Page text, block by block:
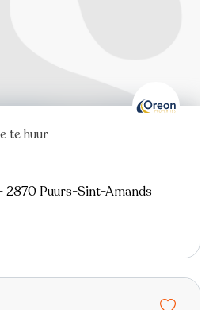
te huur
2870 Puurs-Sint-Amands